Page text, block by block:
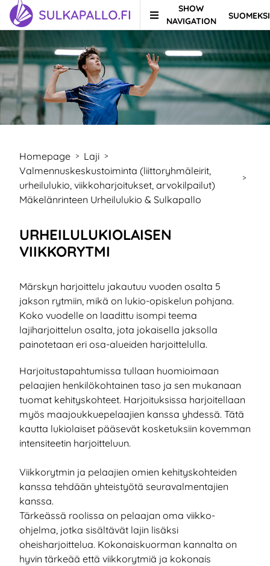
Skip to content
TO HOMEPAGE
SHOW
NAVIGATION
SUOMEKSI
Homepage > Laji >
Valmennuskeskustoiminta (liittoryhmäleirit,
urheilulukio, viikkoharjoitukset, arvokilpailut)
>
Mäkelänrinteen Urheilulukio & Sulkapallo
URHEILULUKIOLAISEN
VIIKKORYTMI
Märskyn harjoittelu jakautuu vuoden osalta 5
jakson rytmiin, mikä on lukio-opiskelun pohjana.
Koko vuodelle on laadittu isompi teema
lajiharjoittelun osalta, jota jokaisella jaksolla
painotetaan eri osa-alueiden harjoittelulla.
Harjoitustapahtumissa tullaan huomioimaan
pelaajien henkilökohtainen taso ja sen mukanaan
tuomat kehityskohteet. Harjoituksissa harjoitellaan
myös maajoukkuepelaajien kanssa yhdessä. Tätä
kautta lukiolaiset pääsevät kosketuksiin kovemman
intensiteetin harjoitteluun.
Viikkorytmin ja pelaajien omien kehityskohteiden
kanssa tehdään yhteistyötä seuravalmentajien
kanssa.
Tärkeässä roolissa on pelaajan oma viikko-
ohjelma, jotka sisältävät lajin lisäksi
oheisharjoittelua. Kokonaiskuorman kannalta on
hyvin tärkeää että viikkorytmiä ja kokonais